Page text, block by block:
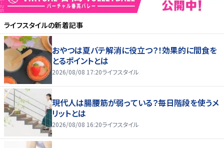
ライフスタイルの新着記事
おやつは夏バテ解消に役立つ？！効果的に間食を
とるポイントとは
2026/08/08 17:20ライフスタイル
現代人は腸腰筋が弱っている？毎日階段を使うメ
リットとは
2026/08/08 16:20ライフスタイル